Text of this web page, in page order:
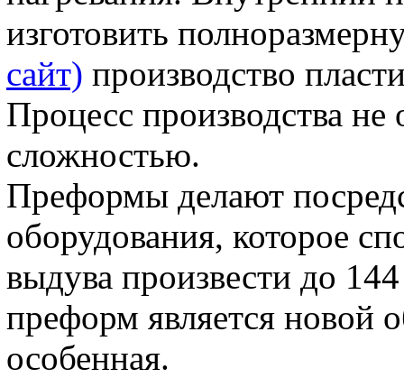
изготовить
сайт) производство
Процесс производства не
сложностью.
Преформы делают
оборудования, которое
выдува произвести до
преформ является новой
особенная.